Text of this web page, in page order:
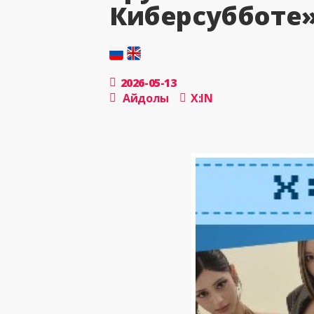
2026-05-13
Айдолы
X:IN